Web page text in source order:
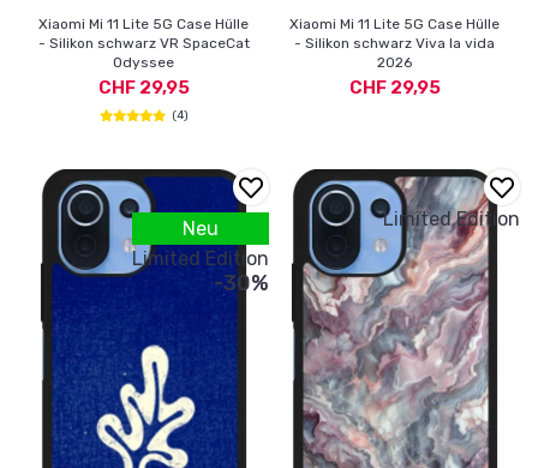
Xiaomi Mi 11 Lite 5G Case Hülle
- Silikon schwarz VR SpaceCat
Odyssee
CHF 29,95
(4)
Xiaomi Mi 11 Lite 5G Case Hülle
- Silikon schwarz Viva la vida
2026
CHF 29,95
Neu
Limited Edition
-30%
Limited Edition